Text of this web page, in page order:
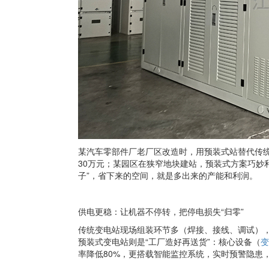
某汽车零部件厂老厂区改造时，用预装式站替代
30万元；某园区在狭窄地块建站，预装式方案巧妙
子”，省下来的空间，就是多出来的产能和利润。
供电更稳：让机器不停转，把停电损失“归零”
传统变电站现场组装环节多（焊接、接线、调试
预装式变电站则是“工厂造好再送货”：核心设备（
率降低80%，更搭载智能监控系统，实时预警隐患